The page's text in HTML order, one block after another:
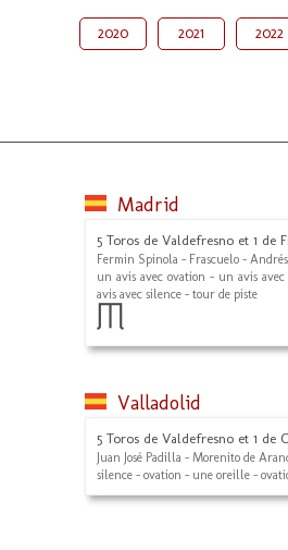
2020 2021 2022
Madrid
5 Toros de Valdefresno et 1 de
Fermin Spinola - Frascuelo - Andrés
un avis avec ovation - un avis
avis avec silence - tour de piste
Valladolid
5 Toros de Valdefresno et 1 de
Juan José Padilla - Morenito de
silence - ovation - une oreille -